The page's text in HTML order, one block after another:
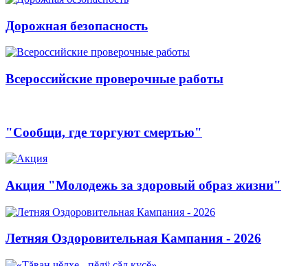
Дорожная безопасность
Всероссийские проверочные работы
"Сообщи, где торгуют смертью"
Акция "Молодежь за здоровый образ жизни"
Летняя Оздоровительная Кампания - 2026